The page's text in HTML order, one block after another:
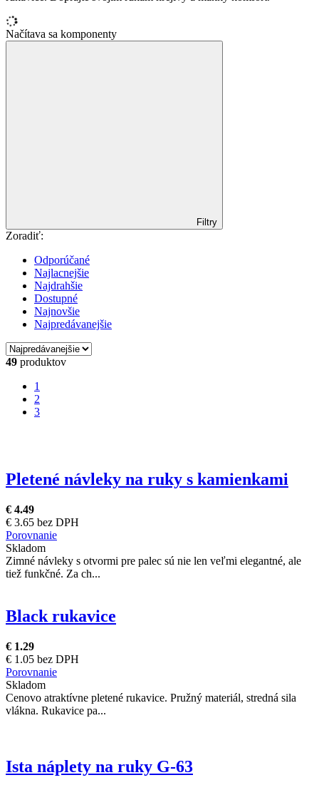
Načítava sa komponenty
Filtry
Zoradiť:
Odporúčané
Najlacnejšie
Najdrahšie
Dostupné
Najnovšie
Najpredávanejšie
49 produktov
1
2
3
Pletené návleky na ruky s kamienkami
€ 4.49
€ 3.65 bez DPH
Porovnanie
Skladom
Zimné návleky s otvormi pre palec sú nie len veľmi elegantné, ale
tiež funkčné. Za ch...
Black rukavice
€ 1.29
€ 1.05 bez DPH
Porovnanie
Skladom
Cenovo atraktívne pletené rukavice. Pružný materiál, stredná sila
vlákna. Rukavice pa...
Ista náplety na ruky G-63